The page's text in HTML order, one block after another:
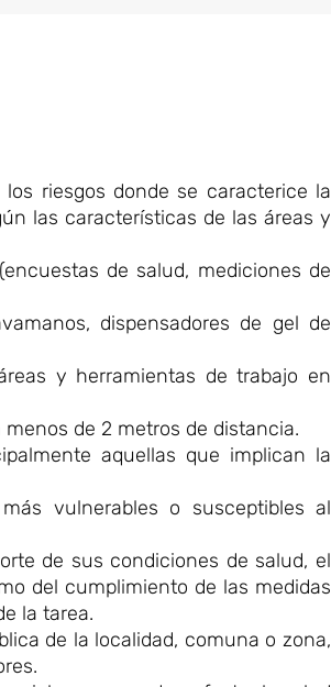
riesgos donde se caracterice la
las características de las áreas y
de salud, mediciones de
dispensadores de gel de
y herramientas de trabajo en
de 2 metros de distancia.
aquellas que implican la
vulnerables o susceptibles al
de sus condiciones de salud, el
del cumplimiento de las medidas
la tarea.
de la localidad, comuna o zona,